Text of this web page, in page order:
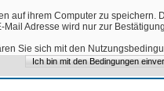
auf ihrem Computer zu
Adresse wird nur zur
Sie sich mit den